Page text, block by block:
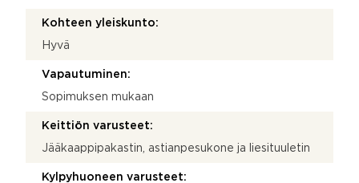
Kohteen yleiskunto:
Hyvä
Vapautuminen:
Sopimuksen mukaan
Keittiön varusteet:
Jääkaappipakastin, astianpesukone ja liesituuletin
Kylpyhuoneen varusteet: